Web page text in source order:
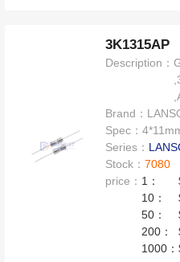
3K1315AP
Description：
Brand：
Spec：
Series：
Stock：7080
price： 1：
10：
50：
200：
1000：